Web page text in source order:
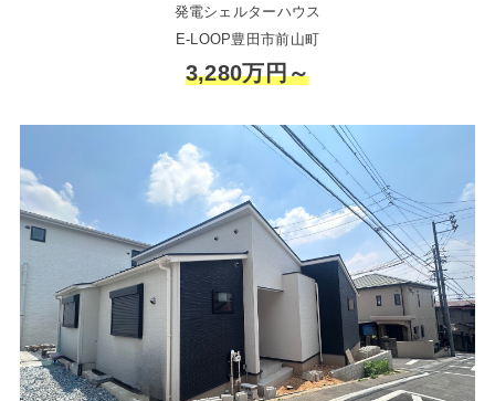
発電シェルターハウス
E-LOOP豊田市前山町
3,280万円～